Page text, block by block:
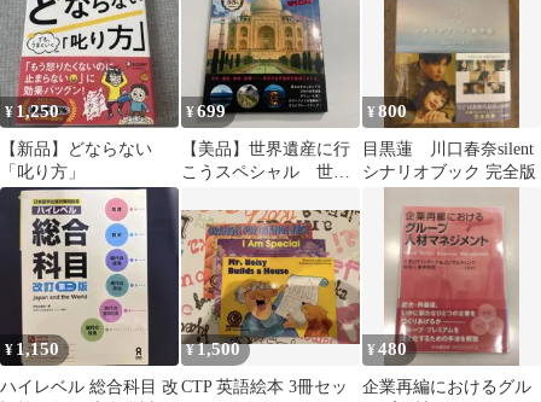
¥ 1,250
【新品】どならない
「叱り方」
¥699
【美品】世界遺産に行
こうスペシャル 世界
¥800
目黒蓮 川口春奈silent
シナリオブック 完全版
¥ 1,150
ハイレベル 総合科目 改
¥1,500
CTP 英語絵本 3冊セッ
¥480
企業再編におけるグル